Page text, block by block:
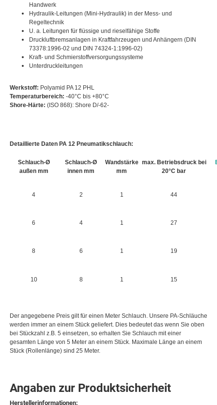
Handwerk
Hydraulik-Leitungen (Mini-Hydraulik) in der Mess- und
Regeltechnik
U. a. Leitungen für flüssige und rieselfähige Stoffe
Druckluftbremsanlagen in Kraftfahrzeugen und Anhängern (DIN
73378:1996-02 und DIN 74324-1:1996-02)
Kraft- und Schmierstoffversorgungssysteme
Unterdruckleitungen
Werkstoff: Polyamid PA 12 PHL
Temperaturbereich: -40°C bis +80°C
Shore-Härte: (ISO 868): Shore D/-62-
Detaillierte Daten PA 12 Pneumatikschlauch:
Schlauch-Ø
außen mm
Schlauch-Ø
innen mm
Wandstärke
mm
max. Betriebsdruck bei
20°C bar
4 2 1 44
6 4 1 27
8 6 1 19
10 8 1 15
Der angegebene Preis gilt für einen Meter Schlauch. Unsere PA-Schläuche
werden immer an einem Stück geliefert. Dies bedeutet das wenn Sie oben
bei Stückzahl z.B. 5 einsetzen, so erhalten Sie Schlauch mit einer
gesamten Länge von 5 Meter an einem Stück. Maximale Länge an einem
Stück (Rollenlänge) sind 25 Meter.
Angaben zur Produktsicherheit
Herstellerinformationen: